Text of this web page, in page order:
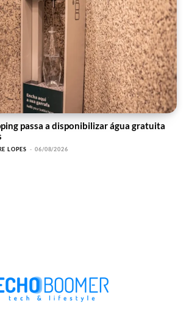
passa a disponibilizar água gratuita
LOPES - 06/08/2026